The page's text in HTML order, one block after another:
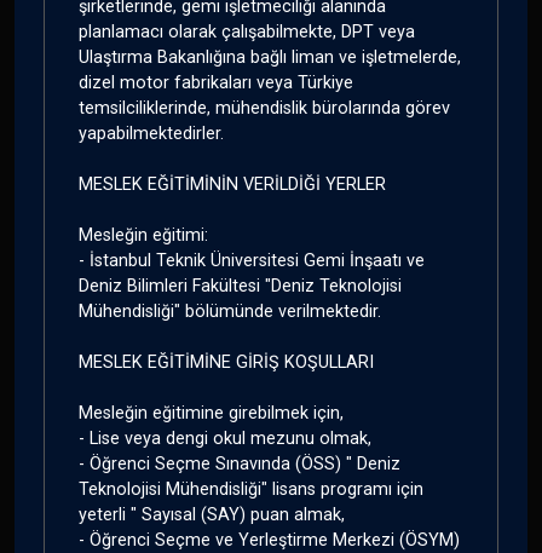
şirketlerinde, gemi işletmeciliği alanında
planlamacı olarak çalışabilmekte, DPT veya
Ulaştırma Bakanlığına bağlı liman ve işletmelerde,
dizel motor fabrikaları veya Türkiye
temsilciliklerinde, mühendislik bürolarında görev
yapabilmektedirler.
MESLEK EĞİTİMİNİN VERİLDİĞİ YERLER
Mesleğin eğitimi:
- İstanbul Teknik Üniversitesi Gemi İnşaatı ve
Deniz Bilimleri Fakültesi "Deniz Teknolojisi
Mühendisliği" bölümünde verilmektedir.
MESLEK EĞİTİMİNE GİRİŞ KOŞULLARI
Mesleğin eğitimine girebilmek için,
- Lise veya dengi okul mezunu olmak,
- Öğrenci Seçme Sınavında (ÖSS) " Deniz
Teknolojisi Mühendisliği" lisans programı için
yeterli " Sayısal (SAY) puan almak,
- Öğrenci Seçme ve Yerleştirme Merkezi (ÖSYM)